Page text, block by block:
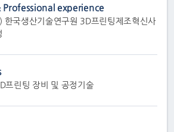
Professional experience
국생산기술연구원 3D프린팅제조혁신사
프린팅 장비 및 공정기술